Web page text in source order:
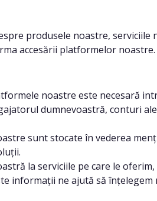
produsele noastre, serviciile
accesării platformelor noastre.
noastre este necesară
dumnevoastră, conturi
sunt stocate în vederea
la serviciile pe care le
informații ne ajută să